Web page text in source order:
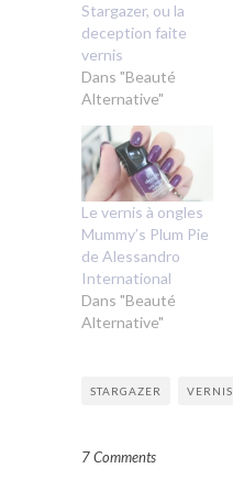
Stargazer, ou la
deception faite
vernis
Dans "Beauté
Alternative"
Le vernis à ongles
Mummy’s Plum Pie
de Alessandro
International
Dans "Beauté
Alternative"
STARGAZER
7 Comments